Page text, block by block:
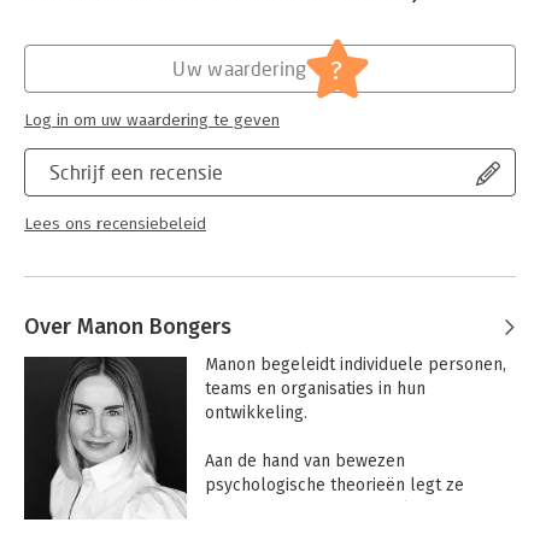
Persoonlijke effectiviteit
Schrijf een recensie
Lees ons recensiebeleid
Uw waardering ?
Log in om uw waardering te geven
Over Manon Bongers
Manon begeleidt individuele personen,
teams en organisaties in hun
ontwikkeling.
Aan de hand van bewezen
psychologische theorieën legt ze